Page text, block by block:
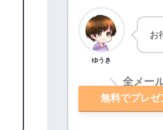
ゆうき
お
全メー
無料でプレゼ